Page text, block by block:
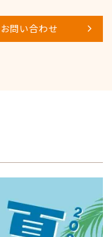
問い合わせ